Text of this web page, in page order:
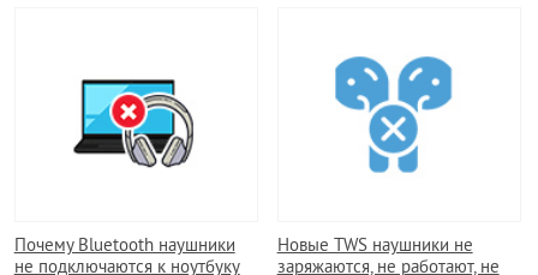
Почему Bluetooth наушники
не подключаются к ноутбуку
Новые TWS наушники не
заряжаются, не работают, не